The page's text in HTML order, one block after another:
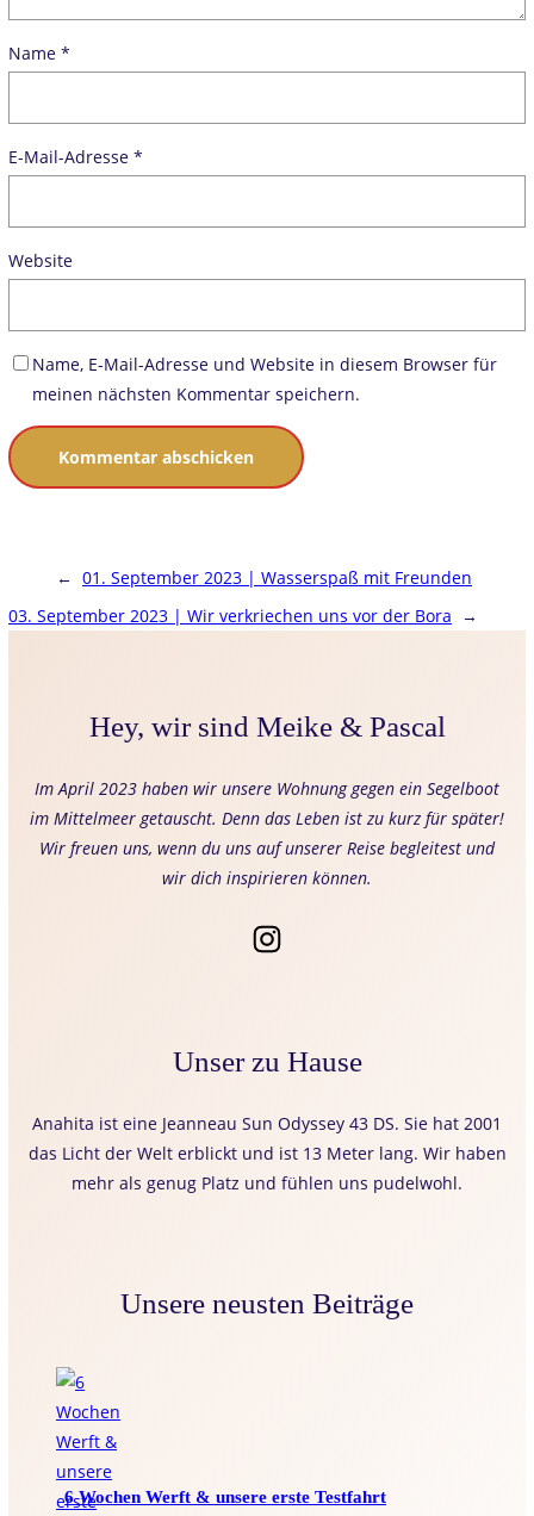
Name*
E-Mail-Adresse*
Website
Name, E-Mail-Adresse und Website in diesem Browser für
meinen nächsten Kommentar speichern.
← 01. September 2023 | Wasserspaß mit Freunden
03. September 2023 | Wir verkriechen uns vor der Bora →
Hey, wir sind Meike & Pascal
Im April 2023 haben wir unsere Wohnung gegen ein Segelboot
im Mittelmeer getauscht. Denn das Leben ist zu kurz für später!
Wir freuen uns, wenn du uns auf unserer Reise begleitest und
wir dich inspirieren können.
Unser zu Hause
Anahita ist eine Jeanneau Sun Odyssey 43 DS. Sie hat 2001
das Licht der Welt erblickt und ist 13 Meter lang. Wir haben
mehr als genug Platz und fühlen uns pudelwohl.
Unsere neusten Beiträge
6 Wochen Werft & unsere erste Testfahrt